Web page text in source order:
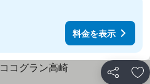
料金を表示
シェア お